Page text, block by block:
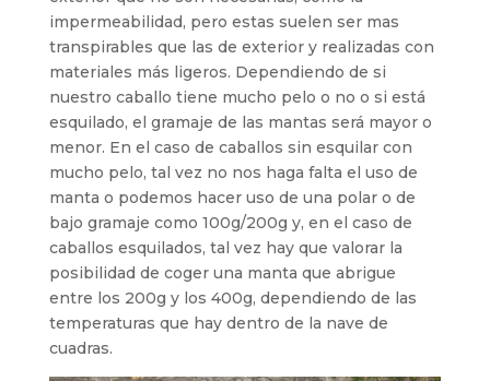
impermeabilidad, pero estas suelen ser mas
transpirables que las de exterior y realizadas con
materiales más ligeros. Dependiendo de si
nuestro caballo tiene mucho pelo o no o si está
esquilado, el gramaje de las mantas será mayor o
menor. En el caso de caballos sin esquilar con
mucho pelo, tal vez no nos haga falta el uso de
manta o podemos hacer uso de una polar o de
bajo gramaje como 100g/200g y, en el caso de
caballos esquilados, tal vez hay que valorar la
posibilidad de coger una manta que abrigue
entre los 200g y los 400g, dependiendo de las
temperaturas que hay dentro de la nave de
cuadras.